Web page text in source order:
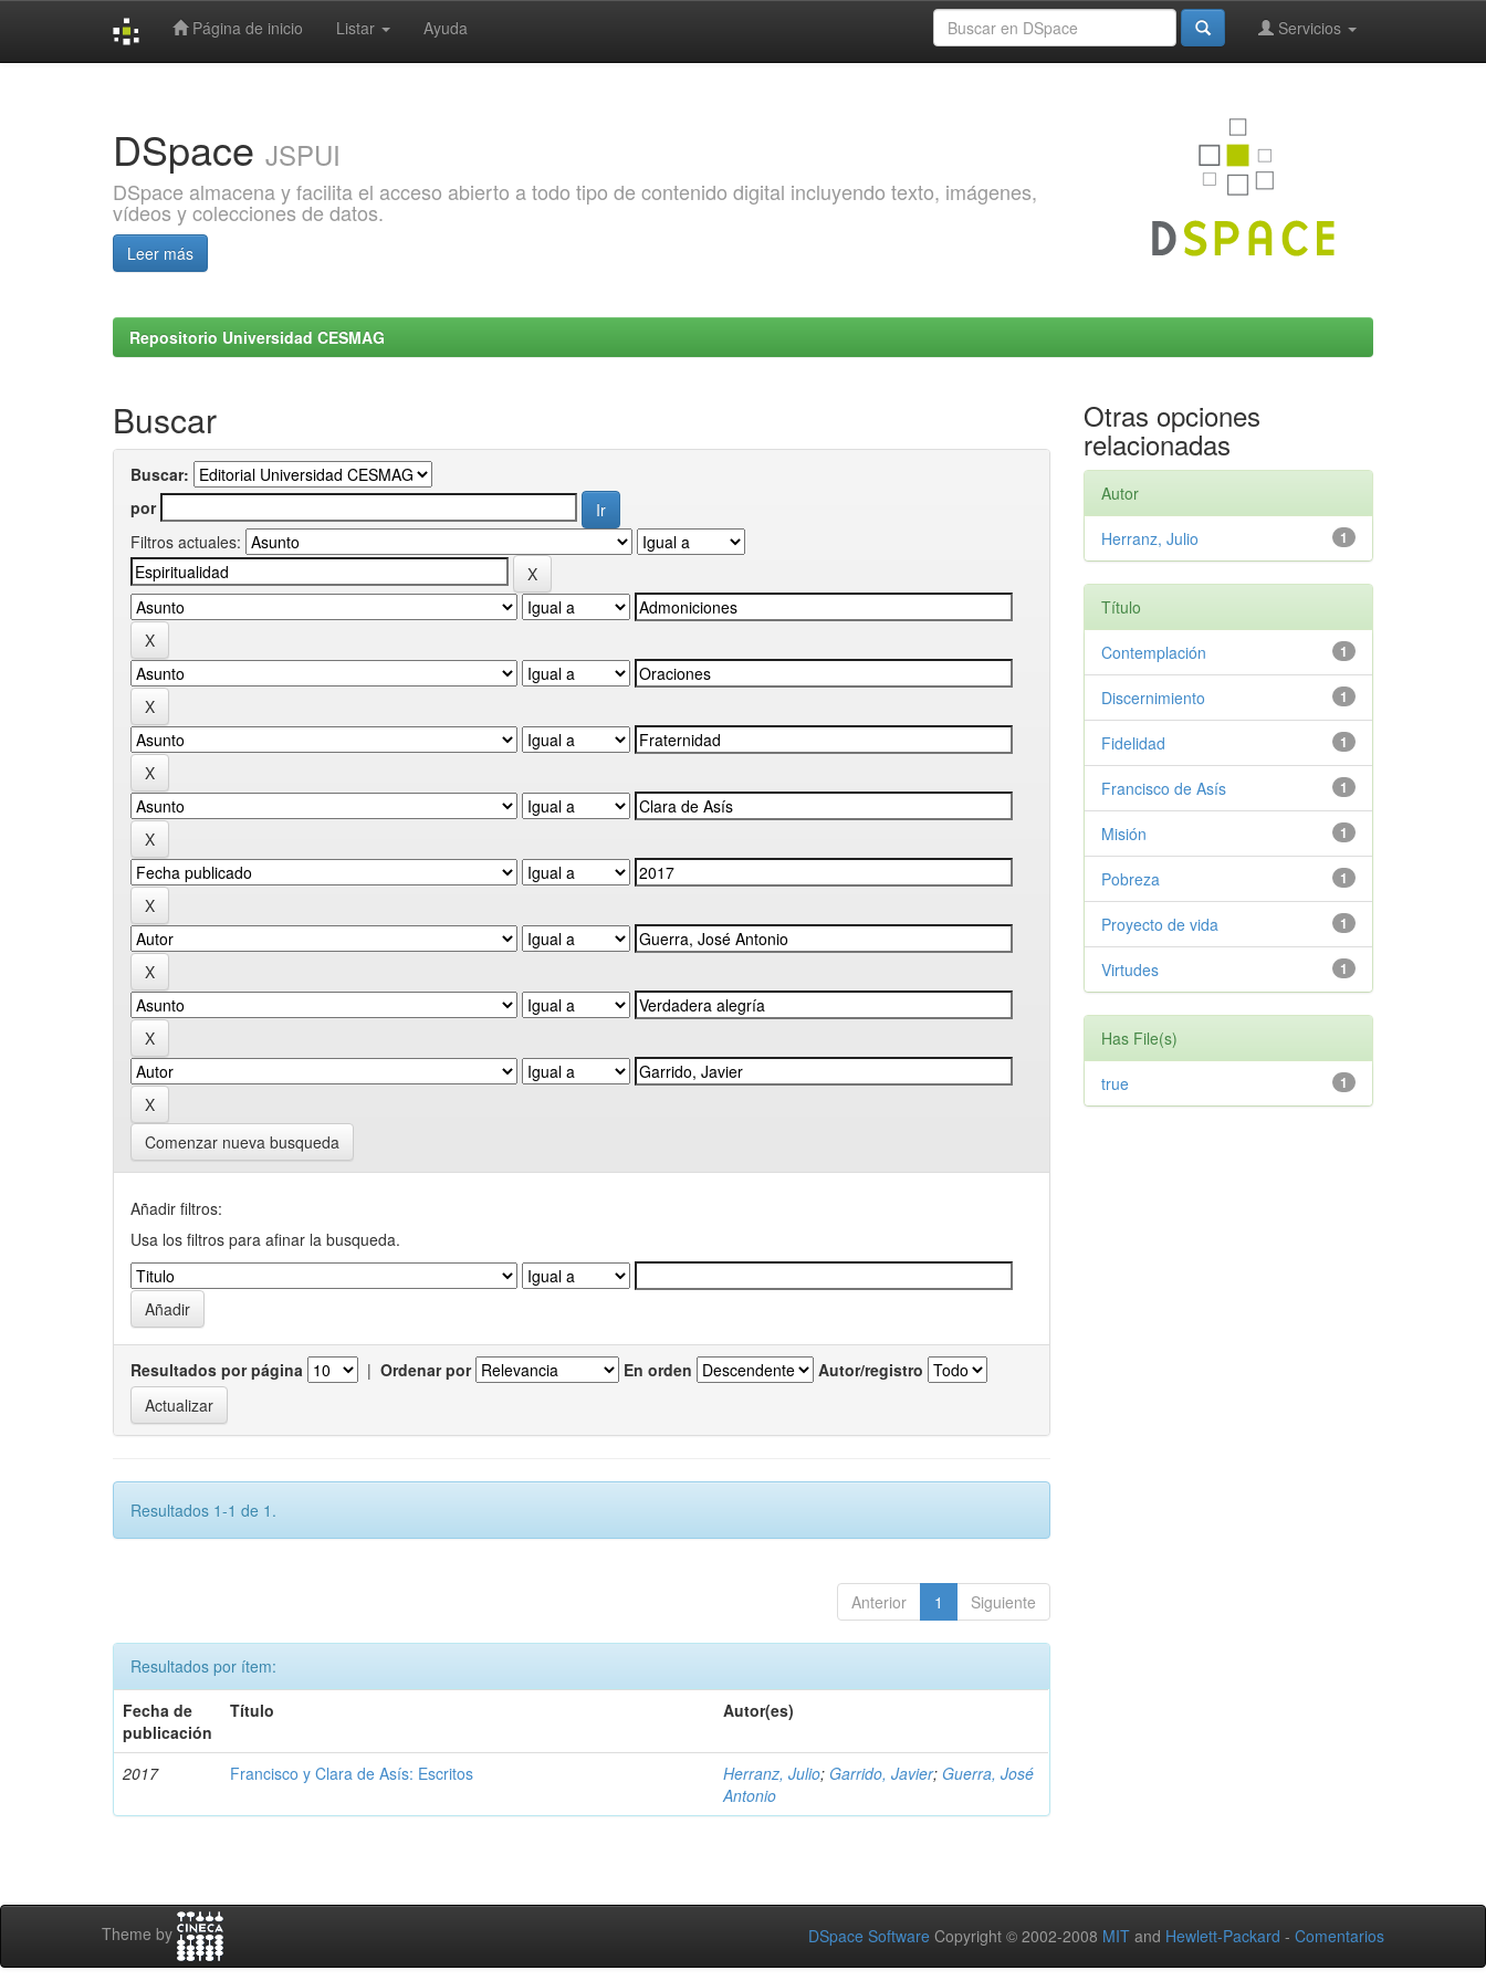
Página de inicio Listar Ayuda Servicios
DSpace JSPUI
DSpace almacena y facilita el acceso abierto a todo tipo de contenido digital incluyendo texto, imágenes,
vídeos y colecciones de datos.
Leer más
Repositorio Universidad CESMAG
Buscar
Buscar:
por
Filtros actuales:
Comenzar nueva busqueda
Añadir filtros:
Usa los filtros para afinar la busqueda.
Resultados por página | Ordenar por En orden Autor/registro
Resultados 1-1 de 1.
Anterior 1 Siguiente
Resultados por ítem:
Fecha de
publicación
Título Autor(es)
2017 Francisco y Clara de Asís: Escritos Herranz, Julio; Garrido, Javier; Guerra, José
Antonio
Otras opciones
relacionadas
Autor
1
Herranz, Julio
Título
1
Contemplación
1
Discernimiento
1
Fidelidad
1
Francisco de Asís
1
Misión
1
Pobreza
1
Proyecto de vida
1
Virtudes
Has File(s)
1
true
Theme by DSpace Software Copyright © 2002-2008 MIT and Hewlett-Packard - Comentarios